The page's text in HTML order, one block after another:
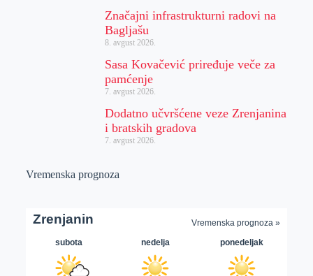
Značajni infrastrukturni radovi na
Bagljašu
8. avgust 2026.
Sasa Kovačević priređuje veče za
pamćenje
7. avgust 2026.
Dodatno učvršćene veze Zrenjanina
i bratskih gradova
7. avgust 2026.
Vremenska prognoza